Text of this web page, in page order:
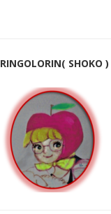
RINGOLORIN( SHOKO )